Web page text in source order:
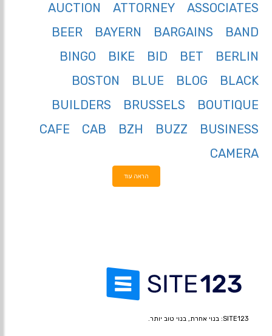
ASSOCIATES
ATTORNEY
AUCTION
BAND
BARGAINS
BAYERN
BEER
BERLIN
BET
BID
BIKE
BINGO
BLACK
BLOG
BLUE
BOSTON
BOUTIQUE
BRUSSELS
BUILDERS
BUSINESS
BUZZ
BZH
CAB
CAFE
CAMERA
הראה עוד
SITE123: בנוי אחרת, בנוי טוב יותר.